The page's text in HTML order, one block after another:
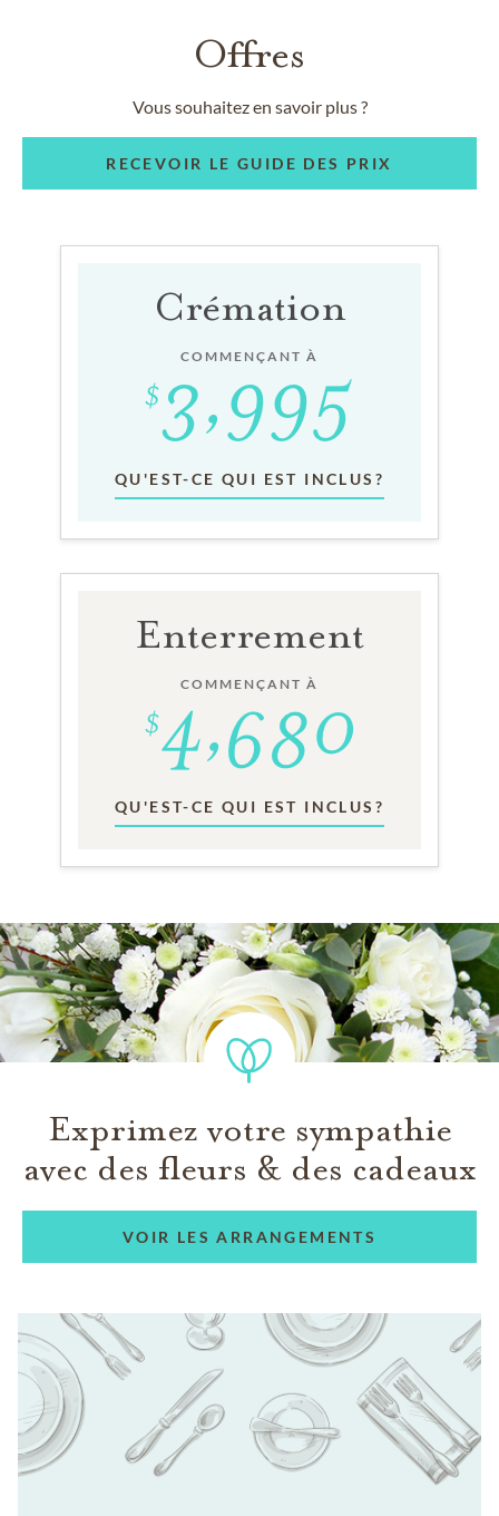
Offres
Vous souhaitez en savoir plus ?
RECEVOIR LE GUIDE DES PRIX
Crémation
COMMENÇANT À
QU'EST-CE QUI EST INCLUS?
Enterrement
COMMENÇANT À
QU'EST-CE QUI EST INCLUS?
Exprimez votre sympathie
avec des fleurs & des cadeaux
VOIR LES ARRANGEMENTS